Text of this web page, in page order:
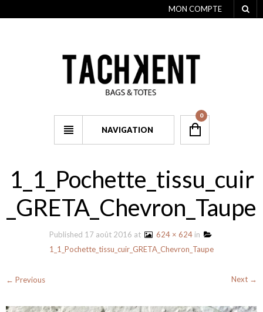
MON COMPTE
NAVIGATION
0
1_1_Pochette_tissu_cuir
_GRETA_Chevron_Taupe
Published 17 août 2016 at 624 × 624 in
1_1_Pochette_tissu_cuir_GRETA_Chevron_Taupe
← Previous Next →